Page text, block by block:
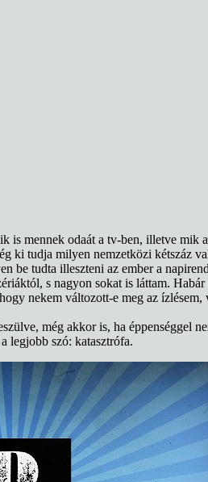
is mennek odaát a tv-ben, illetve mik
ki tudja milyen nemzetközi kétszáz
be tudta illeszteni az ember a
s nagyon sokat is láttam.
nekem változott-e meg az
még akkor is, ha éppenséggel
legjobb szó: katasztrófa.